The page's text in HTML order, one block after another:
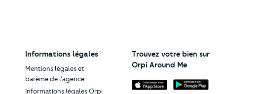
Informations légales
Mentions légales et
barème de l’agence
Informations légales Orpi
Trouvez votre bien sur
Orpi Around Me